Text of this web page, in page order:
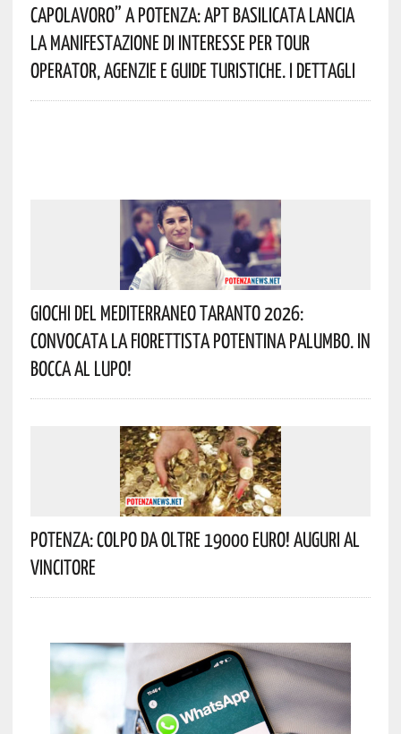
Capolavoro” A Potenza: APT Basilicata Lancia
La Manifestazione Di Interesse Per Tour
Operator, Agenzie E Guide Turistiche. I Dettagli
Giochi Del Mediterraneo Taranto 2026:
Convocata La Fiorettista Potentina Palumbo. In
Bocca Al Lupo!
Potenza: Colpo Da Oltre 19000 Euro! Auguri Al
Vincitore